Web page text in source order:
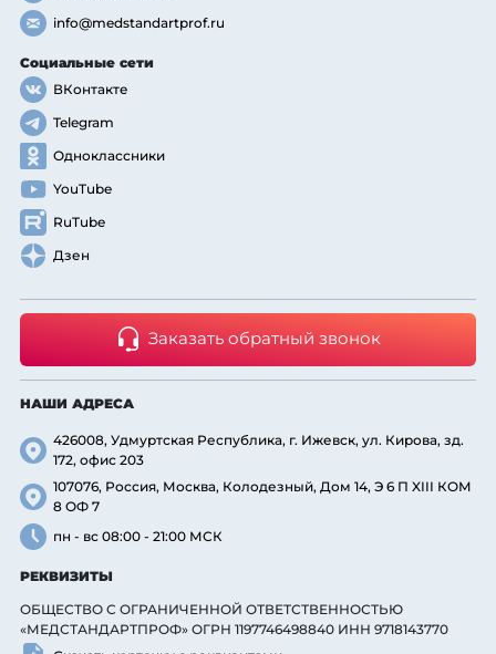
info@medstandartprof.ru
Социальные сети
ВКонтакте
Telegram
Одноклассники
YouTube
RuTube
Дзен
Заказать обратный звонок
НАШИ АДРЕСА
426008, Удмуртская Республика, г. Ижевск, ул. Кирова, зд.
172, офис 203
107076, Россия, Москва, Колодезный, Дом 14, Э 6 П XIII КОМ
8 ОФ 7
пн - вс 08:00 - 21:00 МСК
РЕКВИЗИТЫ
ОБЩЕСТВО С ОГРАНИЧЕННОЙ ОТВЕТСТВЕННОСТЬЮ
«МЕДСТАНДАРТПРОФ» ОГРН 1197746498840 ИНН 9718143770